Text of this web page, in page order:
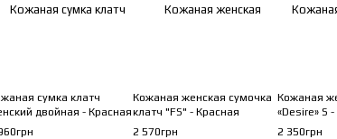
сумка клатч
двойная - Красная
Кожаная женская сумочка
клатч "FS" - Красная
2 570грн
Кожаная
«Desire» S
2 350грн